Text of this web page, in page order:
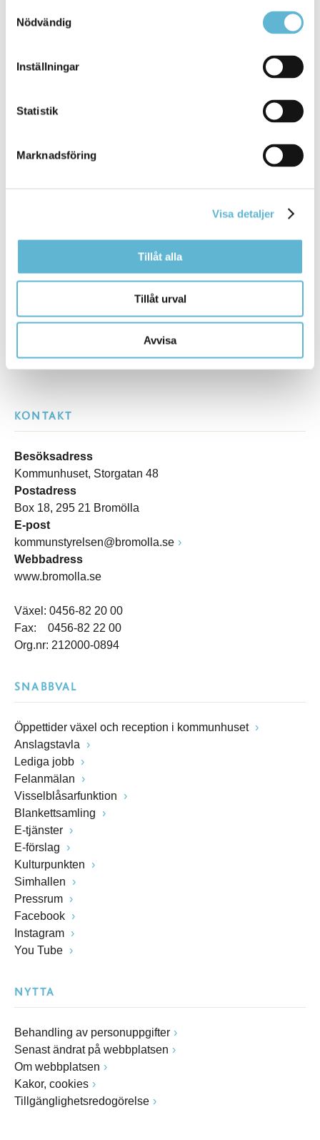
Nödvändig
Inställningar
Statistik
Marknadsföring
Visa detaljer
Tillåt alla
Tillåt urval
Avvisa
avlopp inom Bromölla kommun. Syftet är en långsiktigt
hållbar utveckling.
En vattenförsörjningsplan är ett medel för att trygga
dricksvattenförsörjningen på lång sikt. Avsikten är att den
andra dokument ska fungera som ett planeringsunderlag i
Vattenförsörjningsplan för Bromölla kommun
Sidan senast uppdaterad:den 13 April 2026
KONTAKT
Besöksadress
Kommunhuset, Storgatan 48
Postadress
Box 18, 295 21 Bromölla
E-post
kommunstyrelsen@bromolla.se
Webbadress
www.bromolla.se
Växel: 0456-82 20 00
Fax: 0456-82 22 00
Org.nr: 212000-0894
SNABBVAL
Öppettider växel och reception i kommunhuset
Anslagstavla
Lediga jobb
Felanmälan
Visselblåsarfunktion
Blankettsamling
E-tjänster
E-förslag
Kulturpunkten
Simhallen
Pressrum
Facebook
Instagram
You Tube
NYTTA
Behandling av personuppgifter
Senast ändrat på webbplatsen
Om webbplatsen
Kakor, cookies
Tillgänglighetsredogörelse